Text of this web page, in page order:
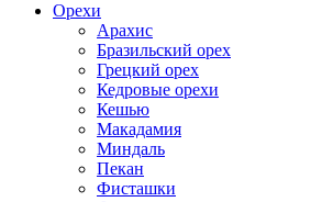
Орехи
Арахис
Бразильский орех
Грецкий орех
Кедровые орехи
Кешью
Макадамия
Миндаль
Пекан
Фисташки